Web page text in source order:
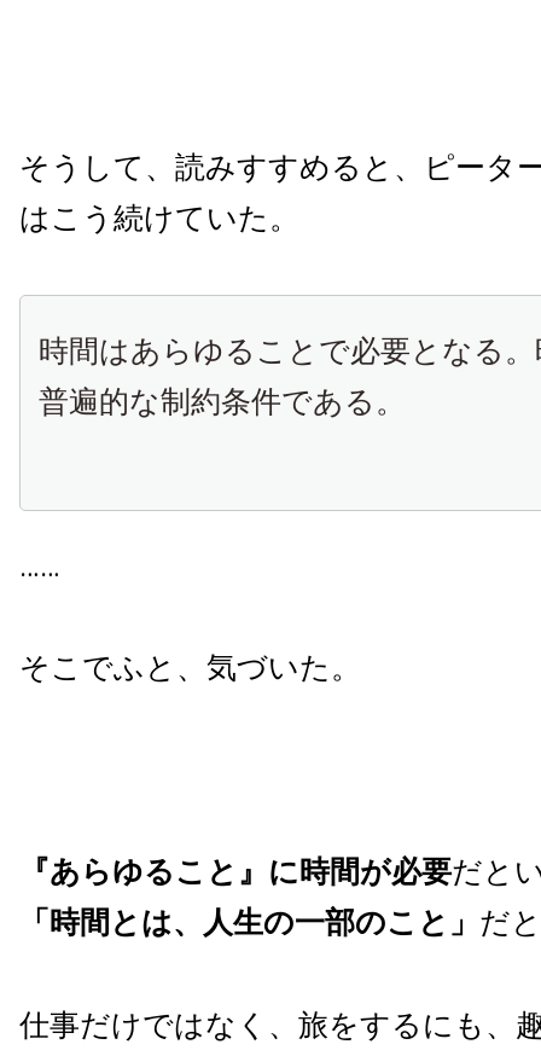
そうして、読みすすめると、ピータ
はこう続けていた。
時間はあらゆることで必要となる
普遍的な制約条件である。
……
そこでふと、気づいた。
『あらゆること』に時間が必要だと
「時間とは、人生の一部のこと」 だ
仕事だけではなく、旅をするにも、